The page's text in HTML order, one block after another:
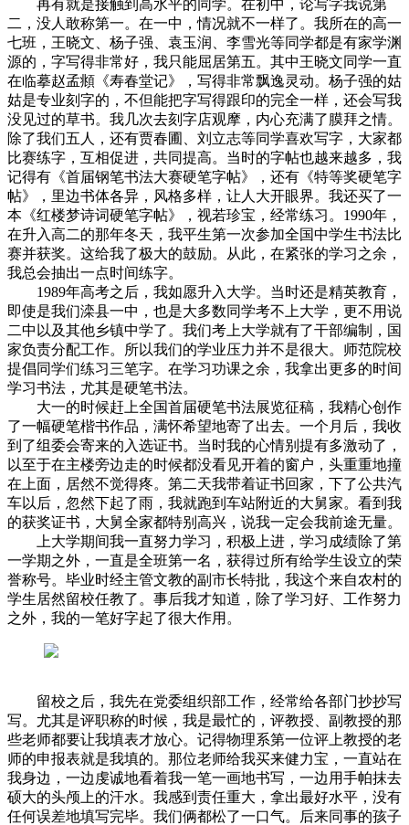
再有就是接触到高水平的同学。在初中，论写字我说第
二，没人敢称第一。在一中，情况就不一样了。我所在的高一
七班，王晓文、杨子强、袁玉润、李雪光等同学都是有家学渊
源的，字写得非常好，我只能屈居第五。其中王晓文同学一直
在临摹赵孟頫《寿春堂记》，写得非常飘逸灵动。杨子强的姑
姑是专业刻字的，不但能把字写得跟印的完全一样，还会写我
没见过的草书。我几次去刻字店观摩，内心充满了膜拜之情。
除了我们五人，还有贾春圃、刘立志等同学喜欢写字，大家都
比赛练字，互相促进，共同提高。当时的字帖也越来越多，我
记得有《首届钢笔书法大赛硬笔字帖》，还有《特等奖硬笔字
帖》，里边书体各异，风格多样，让人大开眼界。我还买了一
本《红楼梦诗词硬笔字帖》，视若珍宝，经常练习。1990年，
在升入高二的那年冬天，我平生第一次参加全国中学生书法比
赛并获奖。这给我了极大的鼓励。从此，在紧张的学习之余，
我总会抽出一点时间练字。
1989年高考之后，我如愿升入大学。当时还是精英教育，
即使是我们滦县一中，也是大多数同学考不上大学，更不用说
二中以及其他乡镇中学了。我们考上大学就有了干部编制，国
家负责分配工作。所以我们的学业压力并不是很大。师范院校
提倡同学们练习三笔字。在学习功课之余，我拿出更多的时间
学习书法，尤其是硬笔书法。
大一的时候赶上全国首届硬笔书法展览征稿，我精心创作
了一幅硬笔楷书作品，满怀希望地寄了出去。一个月后，我收
到了组委会寄来的入选证书。当时我的心情别提有多激动了，
以至于在主楼旁边走的时候都没看见开着的窗户，头重重地撞
在上面，居然不觉得疼。第二天我带着证书回家，下了公共汽
车以后，忽然下起了雨，我就跑到车站附近的大舅家。看到我
的获奖证书，大舅全家都特别高兴，说我一定会我前途无量。
上大学期间我一直努力学习，积极上进，学习成绩除了第
一学期之外，一直是全班第一名，获得过所有给学生设立的荣
誉称号。毕业时经主管文教的副市长特批，我这个来自农村的
学生居然留校任教了。事后我才知道，除了学习好、工作努力
之外，我的一笔好字起了很大作用。
留校之后，我先在党委组织部工作，经常给各部门抄抄写
写。尤其是评职称的时候，我是最忙的，评教授、副教授的那
些老师都要让我填表才放心。记得物理系第一位评上教授的老
师的申报表就是我填的。那位老师给我买来健力宝，一直站在
我身边，一边虔诚地看着我一笔一画地书写，一边用手帕抹去
硕大的头颅上的汗水。我感到责任重大，拿出最好水平，没有
任何误差地填写完毕。我们俩都松了一口气。后来同事的孩子